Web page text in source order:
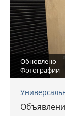
Обновлено
Фотографии